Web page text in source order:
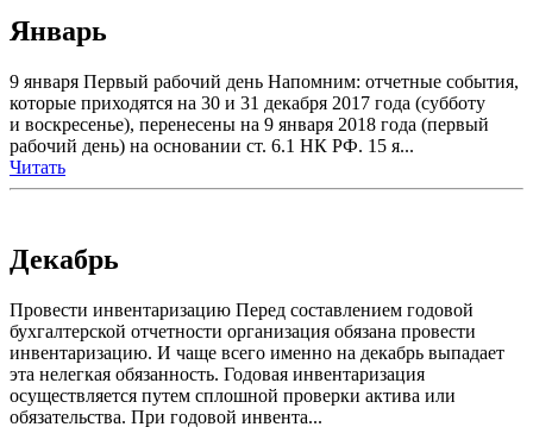
Январь
9 января Первый рабочий день Напомним: отчетные события,
которые приходятся на 30 и 31 декабря 2017 года (субботу
и воскресенье), перенесены на 9 января 2018 года (первый
рабочий день) на основании ст. 6.1 НК РФ. 15 я...
Читать
Декабрь
Провести инвентаризацию Перед составлением годовой
бухгалтерской отчетности организация обязана провести
инвентаризацию. И чаще всего именно на декабрь выпадает
эта нелегкая обязанность. Годовая инвентаризация
осуществляется путем сплошной проверки актива или
обязательства. При годовой инвента...